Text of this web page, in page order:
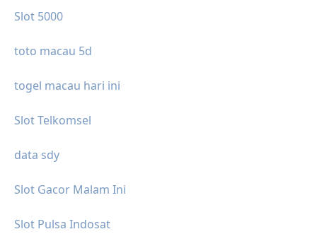
Slot 5000
toto macau 5d
togel macau hari ini
Slot Telkomsel
data sdy
Slot Gacor Malam Ini
Slot Pulsa Indosat